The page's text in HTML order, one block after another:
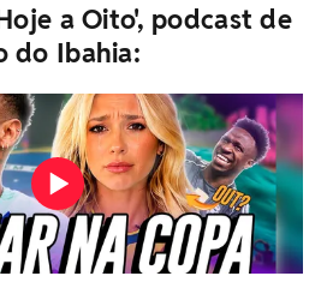
a Oito', podcast de
do Ibahia: